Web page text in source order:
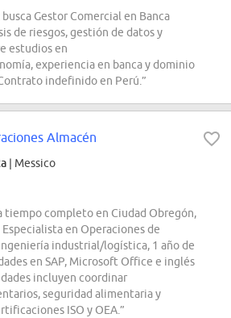
busca Gestor Comercial en Banca
de riesgos, gestión de datos y
estudios en
experiencia en banca y dominio
indefinido en Perú.”
Almacén
| Messico
tiempo completo en Ciudad Obregón,
en Operaciones de
industrial/logística, 1 año de
en SAP, Microsoft Office e inglés
incluyen coordinar
seguridad alimentaria y
ISO y OEA.”